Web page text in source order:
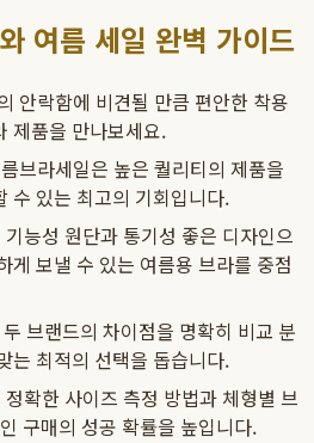
여름 세일 완벽 가이드
안락함에 비견될 만큼 편안한 착용
제품을 만나보세요.
브라세일은 높은 퀄리티의 제품을
수 있는 최고의 기회입니다.
기능성 원단과 통기성 좋은 디자인으
게 보낼 수 있는 여름용 브라를 중점
두 브랜드의 차이점을 명확히 비교 분
는 최적의 선택을 돕습니다.
정확한 사이즈 측정 방법과 체형별 브
구매의 성공 확률을 높입니다.